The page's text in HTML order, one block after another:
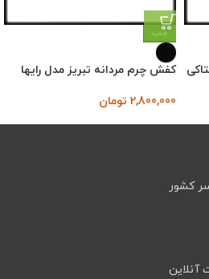
جدید
کفش چرم مردانه تبریز مدل رایها
2,800,000 تومان
کشور
آنلاین